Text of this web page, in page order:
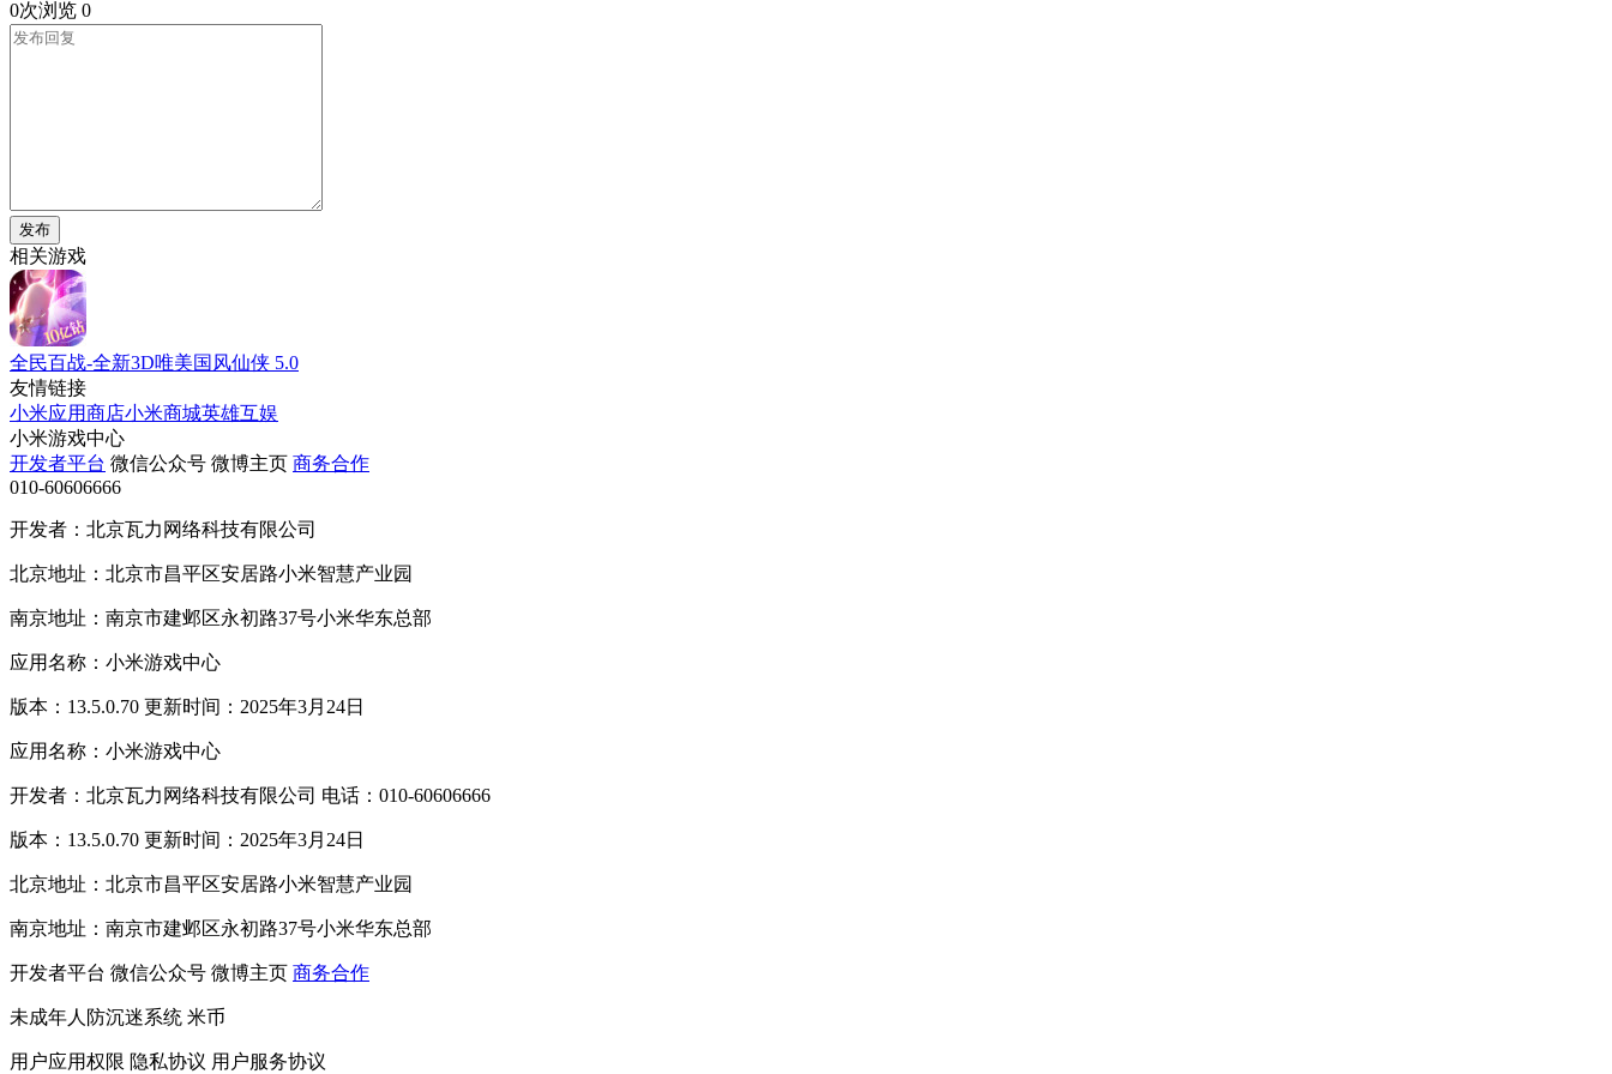
0次浏览 0
发布
相关游戏
全民百战-全新3D唯美国风仙侠 5.0
友情链接
小米应用商店小米商城英雄互娱
小米游戏中心
开发者平台 微信公众号 微博主页 商务合作
010-60606666
开发者：北京瓦力网络科技有限公司
北京地址：北京市昌平区安居路小米智慧产业园
南京地址：南京市建邺区永初路37号小米华东总部
应用名称：小米游戏中心
版本：13.5.0.70 更新时间：2025年3月24日
应用名称：小米游戏中心
开发者：北京瓦力网络科技有限公司 电话：010-60606666
版本：13.5.0.70 更新时间：2025年3月24日
北京地址：北京市昌平区安居路小米智慧产业园
南京地址：南京市建邺区永初路37号小米华东总部
开发者平台 微信公众号 微博主页 商务合作
未成年人防沉迷系统 米币
用户应用权限 隐私协议 用户服务协议